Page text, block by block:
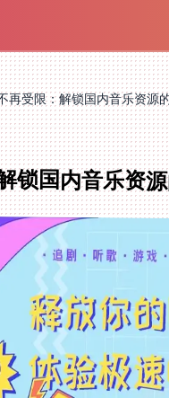
再受限：解锁国内音乐资源
锁国内音乐资